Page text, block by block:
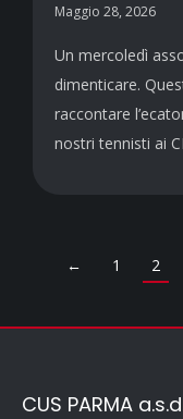
Maggio 28, 2026
Un mercoledì
dimenticare.
raccontare
nostri tennisti ai
← 1 2
CUS PARMA